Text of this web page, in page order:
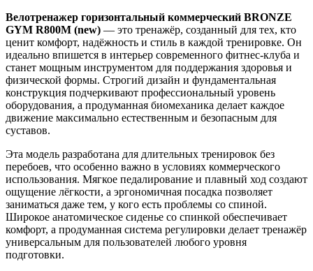
Велотренажер горизонтальный коммерческий BRONZE
GYM R800M (new) — это тренажёр, созданный для тех, кто
ценит комфорт, надёжность и стиль в каждой тренировке. Он
идеально впишется в интерьер современного фитнес‑клуба и
станет мощным инструментом для поддержания здоровья и
физической формы. Строгий дизайн и фундаментальная
конструкция подчеркивают профессиональный уровень
оборудования, а продуманная биомеханика делает каждое
движение максимально естественным и безопасным для
суставов.
Эта модель разработана для длительных тренировок без
перебоев, что особенно важно в условиях коммерческого
использования. Мягкое педалирование и плавный ход создают
ощущение лёгкости, а эргономичная посадка позволяет
заниматься даже тем, у кого есть проблемы со спиной.
Широкое анатомическое сиденье со спинкой обеспечивает
комфорт, а продуманная система регулировки делает тренажёр
универсальным для пользователей любого уровня
подготовки.